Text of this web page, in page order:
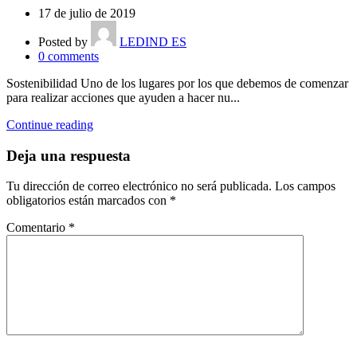
17 de julio de 2019
Posted by
LEDIND ES
0 comments
Sostenibilidad Uno de los lugares por los que debemos de comenzar
para realizar acciones que ayuden a hacer nu...
Continue reading
Deja una respuesta
Tu dirección de correo electrónico no será publicada. Los campos
obligatorios están marcados con *
Comentario *